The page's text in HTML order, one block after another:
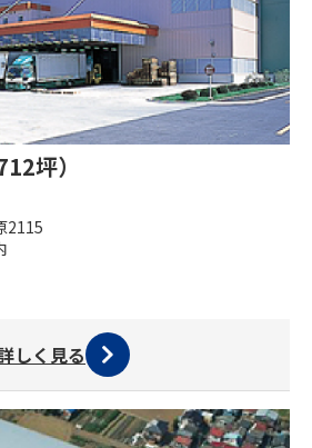
坪）
2115
しく見る